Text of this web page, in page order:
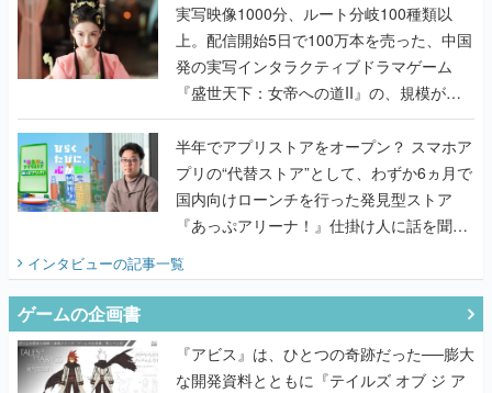
『盛世天下：女帝への道II』の、規模が違
うこだわりをプロデューサーに聞いた
半年でアプリストアをオープン？ スマホア
プリの“代替ストア”として、わずか6ヵ月で
国内向けローンチを行った発見型ストア
『あっぷアリーナ！』仕掛け人に話を聞い
てみた
インタビューの記事一覧
『アビス』は、ひとつの奇跡だった──膨大
な開発資料とともに『テイルズ オブ ジ ア
るRPG」が生まれた理由【ゲームの企画
書】